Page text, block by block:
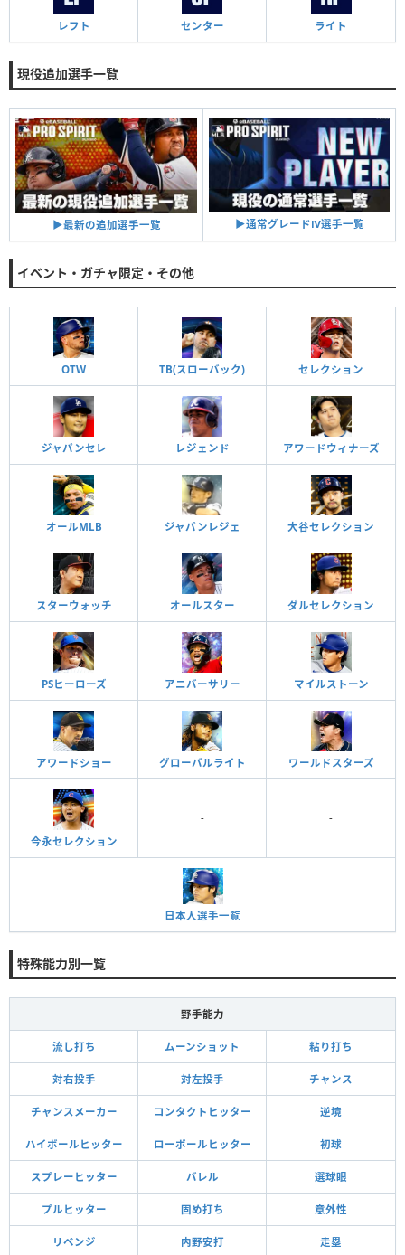
レフト センター ライト
現役追加選手一覧
▶︎最新の追加選手一覧 ▶︎通常グレードⅣ選手一覧
イベント・ガチャ限定・その他
OTW TB(スローバック) セレクション
ジャパンセレ レジェンド アワードウィナーズ
オールMLB ジャパンレジェ 大谷セレクション
スターウォッチ オールスター ダルセレクション
PSヒーローズ アニバーサリー マイルストーン
アワードショー グローバルライト ワールドスターズ
今永セレクション
- -
日本人選手一覧
特殊能力別一覧
野手能力
流し打ち ムーンショット 粘り打ち
対右投手 対左投手 チャンス
チャンスメーカー コンタクトヒッター 逆境
ハイボールヒッター ローボールヒッター 初球
スプレーヒッター バレル 選球眼
プルヒッター 固め打ち 意外性
リベンジ 内野安打 走塁